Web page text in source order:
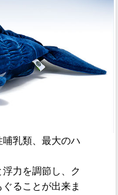
乳類、最大のハ
力を調節し、ク
ることが出来ま